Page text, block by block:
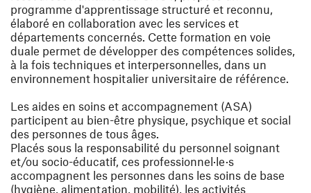
programme d'apprentissage structuré et reconnu,
élaboré en collaboration avec les services et
départements concernés. Cette formation en voie
duale permet de développer des compétences solides,
à la fois techniques et interpersonnelles, dans un
environnement hospitalier universitaire de référence.
Les aides en soins et accompagnement (ASA)
participent au bien-être physique, psychique et social
des personnes de tous âges.
Placés sous la responsabilité du personnel soignant
et/ou socio-éducatif, ces professionnel·le·s
accompagnent les personnes dans les soins de base
(hygiène, alimentation, mobilité), les activités